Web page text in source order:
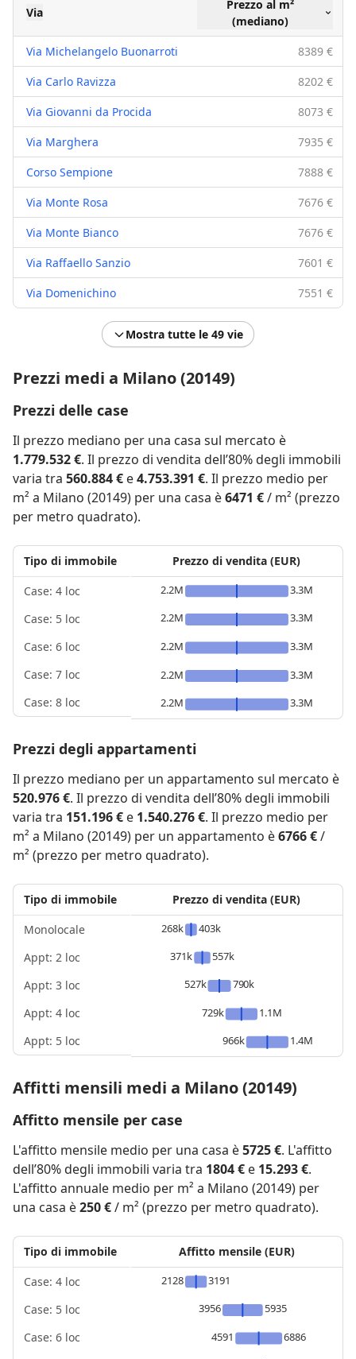
Via
Prezzo al m²
(mediano)
Via Michelangelo Buonarroti
8389 €
Via Carlo Ravizza
8202 €
Via Giovanni da Procida
8073 €
Via Marghera
7935 €
Corso Sempione
7888 €
Via Monte Rosa
7676 €
Via Monte Bianco
7676 €
Via Raffaello Sanzio
7601 €
Via Domenichino
7551 €
Mostra tutte le 49 vie
Prezzi medi a Milano (20149)
Prezzi delle case
Il prezzo mediano per una casa sul mercato è
1.779.532 €. Il prezzo di vendita dell’80% degli immobili
varia tra 560.884 € e4.753.391 €. Il prezzo medio per
m² a Milano (20149) per una casa è6471 €/ m² (prezzo
per metro quadrato).
Tipo di immobile
Case: 4 loc
Case: 5 loc
Case: 6 loc
Case: 7 loc
Case: 8 loc
Prezzo di vendita (EUR)
2.2M
3.3M
2.2M
3.3M
2.2M
3.3M
2.2M
3.3M
2.2M
3.3M
Prezzi degli appartamenti
Il prezzo mediano per un appartamento sul mercato è
520.976 €. Il prezzo di vendita dell’80% degli immobili
varia tra 151.196 € e 1.540.276 €. Il prezzo medio per
m² a Milano (20149) per un appartamento è6766 €/
m² (prezzo per metro quadrato).
Tipo di immobile
Monolocale
Appt: 2 loc
Appt: 3 loc
Appt: 4 loc
Appt: 5 loc
Prezzo di vendita (EUR)
268k
403k
371k
557k
527k
790k
729k
1.1M
966k
1.4M
Affitti mensili medi a Milano (20149)
Affitto mensile per case
L'affitto mensile medio per una casa è5725 €. L'affitto
dell’80% degli immobili varia tra 1804 € e 15.293 €.
L'affitto annuale medio per m² a Milano (20149) per
una casa è250 €/ m² (prezzo per metro quadrato).
Tipo di immobile
Case: 4 loc
Case: 5 loc
Case: 6 loc
Affitto mensile (EUR)
2128
3191
3956
5935
4591
6886